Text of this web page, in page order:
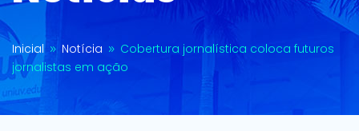
Inicial 9 Notícia 9 Cobertura jornalística coloca futuros
jornalistas em ação